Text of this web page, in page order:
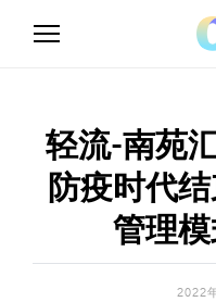
流
_
I
轻流-南苑
防疫时代
管理
2022